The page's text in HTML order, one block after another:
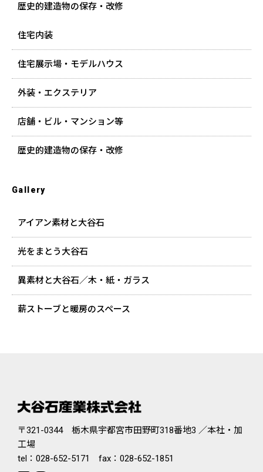
歴史的建造物の保存・改修
住宅内装
住宅展示場・モデルハウス
外装・エクステリア
店舗・ビル・マンション等
歴史的建造物の保存・改修
Gallery
アイアン素材と大谷石
光をまとう大谷石
異素材と大谷石／木・紙・ガラス
薪ストーブと暖房のスペース
〒321-0344 栃木県宇都宮市田野町318番地3 ／本社・加
工場
tel： 028-652-5171 fax：028-652-1851